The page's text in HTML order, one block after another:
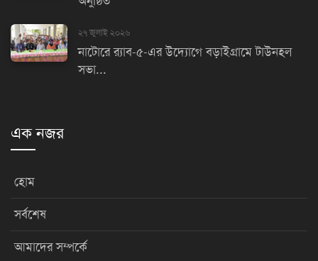
২৭ জুলাই ২০২৬
নাটোরে র‌্যাব-৫-এর উদ্যোগে বড়াইগ্রামে টাউনহল
সভা...
এক নজর
হোম
সর্বশেষ
আমাদের সম্পর্কে